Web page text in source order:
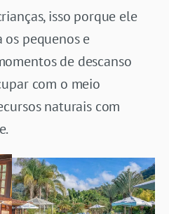
isso porque ele
os pequenos e
de descanso
com o meio
naturais com